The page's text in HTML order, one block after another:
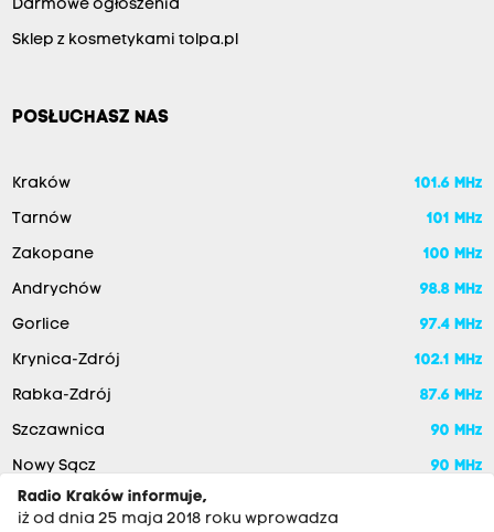
Darmowe ogłoszenia
Sklep z kosmetykami tolpa.pl
POSŁUCHASZ NAS
Kraków 101.6 MHz
Tarnów 101 MHz
Zakopane 100 MHz
Andrychów 98.8 MHz
Gorlice 97.4 MHz
Krynica-Zdrój 102.1 MHz
Rabka-Zdrój 87.6 MHz
Szczawnica 90 MHz
Nowy Sącz
90 MHz
Radio Kraków informuje,
iż od dnia 25 maja 2018 roku wprowadza